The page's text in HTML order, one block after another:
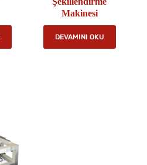
Makinesi
DEVAMINI OKU